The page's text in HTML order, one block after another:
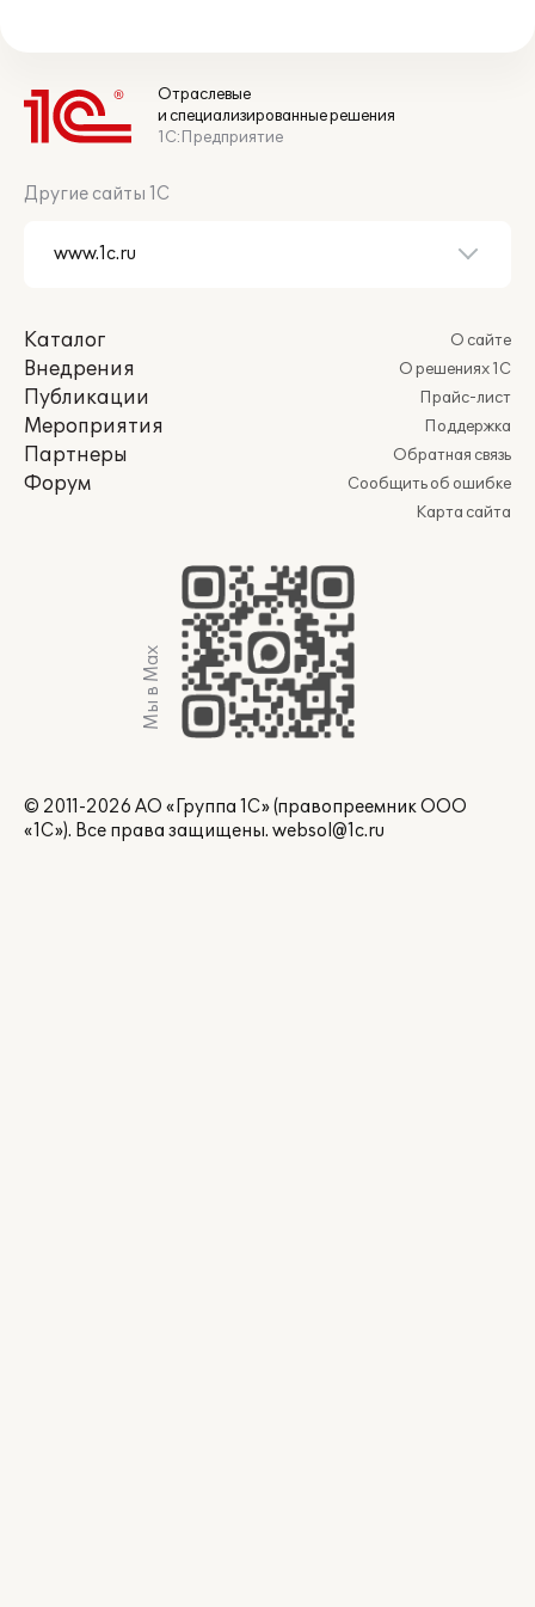
Отраслевые
и специализированные решения
1С:Предприятие
Другие сайты 1С
Каталог
Внедрения
Публикации
Мероприятия
Партнеры
Форум
О сайте
О решениях 1С
Прайс-лист
Поддержка
Обратная связь
Сообщить об ошибке
Карта сайта
Мы в Max
© 2011-2026 АО «Группа 1С» (правопреемник ООО
«1С»). Все права защищены. websol@1c.ru